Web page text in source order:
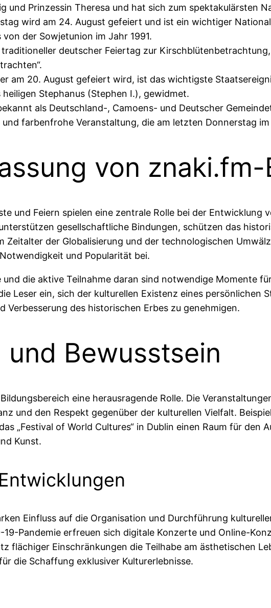
und Prinzessin Theresa und hat sich zum spektakulärsten
wird am 24. August gefeiert und ist ein wichtiger
der Sowjetunion im Jahr 1991.
deutscher Feiertag zur
am 20. August gefeiert wird, ist das wichtigste
Stephanus (Stephen I.), gewidmet.
als Deutschland-, Camoens- und Deutscher
und farbenfrohe Veranstaltung, die am letzten Donnerstag
von
und Feiern spielen eine zentrale Rolle bei der Entwicklung
gesellschaftliche Bindungen, schützen das
Zeitalter der Globalisierung und der technologischen
und Popularität bei.
die aktive Teilnahme daran sind notwendige Momente
Leser ein, sich der kulturellen Existenz eines
Verbesserung des historischen Erbes zu genehmigen.
Bewusstsein
eine herausragende Rolle. Die
und den Respekt gegenüber der kulturellen Vielfalt.
„Festival of World Cultures“ in Dublin einen Raum für
Kunst.
Einfluss auf die Organisation und Durchführung
19-Pandemie erfreuen sich digitale Konzerte und Online-
flächiger Einschränkungen die Teilhabe am ästhetischen
die Schaffung exklusiver Kulturerlebnisse.